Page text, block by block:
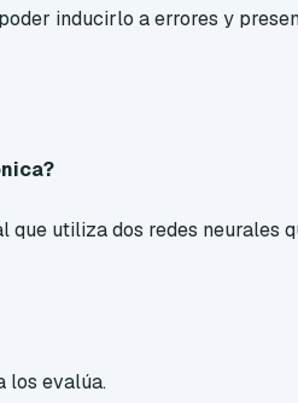
inducirlo a errores y
utiliza dos redes neurales
los evalúa.